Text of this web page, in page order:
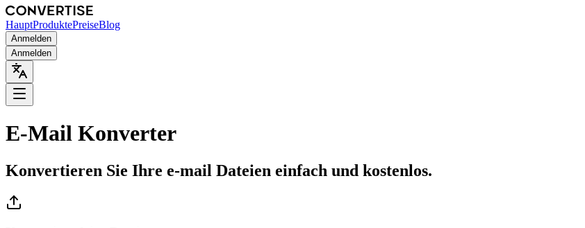
HauptProduktePreiseBlog
Anmelden
Anmelden
E-Mail Konverter
Konvertieren Sie Ihre e-mail Dateien einfach und kostenlos.